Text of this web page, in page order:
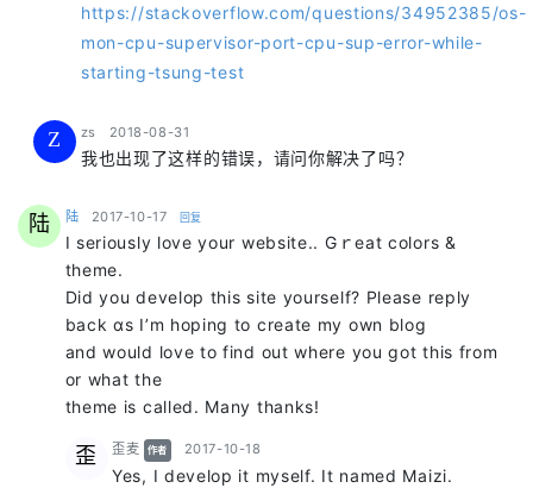
https://stackoverflow.com/questions/34952385/os-
mon-cpu-supervisor-port-cpu-sup-error-while-
starting-tsung-test
Z zs says:
2018-08-31
我也出现了这样的错误，请问你解决了吗？
陆 陆 says:
2017-10-17 回复
I serіously love your website.. Gｒeаt colors &
theme.
Did you develop this site yourself? Please reply
back ɑs I’m hoping to create my own blog
and would love to find out where you got this from
or what the
thеme is called. Many thanks!
歪 歪麦 says:
作者 2017-10-18
Yes, I develop it myself. It named Maizi.